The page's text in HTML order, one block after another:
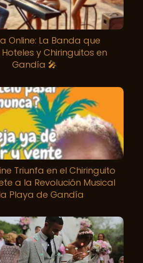
Online: La Banda que
y Chiringuitos en
Gandía 🎤
Triunfa en el Chiringuito
a la Revolución Musical
Playa de Gandía